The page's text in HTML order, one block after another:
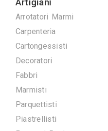
Elettrici
Energie Rinnovabili
Idraulici
Arredo su Misura
Arredo per Locali
Falegnamerie